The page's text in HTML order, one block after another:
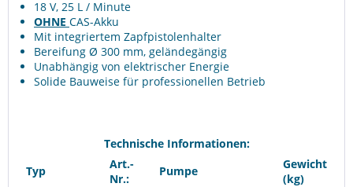
18 V, 25 L / Minute
OHNE CAS-Akku
Mit integriertem Zapfpistolenhalter
Bereifung Ø 300 mm, geländegängig
Unabhängig von elektrischer Energie
Solide Bauweise für professionellen Betrieb
Technische Informationen:
Typ
Art.-
Nr.:
Pumpe
Gewicht
(kg)